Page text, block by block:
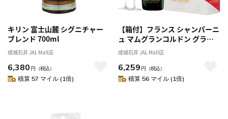
キリン 富士山麓 シグニチャー
ブレンド 700ml
成城石井 JAL Mall店
6,380 円 （税込）
積算 57 マイル (1倍)
【箱付】フランス シャンパーニ
ュ マムグランコルドン グラス2
脚セット 750ml | ペルノ・リカ
ール正規輸入品
成城石井 JAL Mall店
6,259 円 （税込）
積算 56 マイル (1倍)